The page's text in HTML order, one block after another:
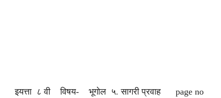
इयत्ता ८ वी विषय- भूगोल ५. सागरी प्रवाह page no